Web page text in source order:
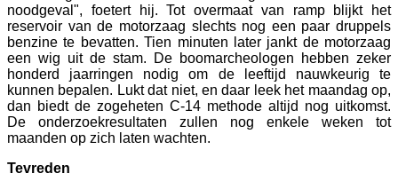
noodgeval", foetert hij. Tot overmaat van ramp blijkt het
reservoir van de motorzaag slechts nog een paar druppels
benzine te bevatten. Tien minuten later jankt de motorzaag
een wig uit de stam. De boomarcheologen hebben zeker
honderd jaarringen nodig om de leeftijd nauwkeurig te
kunnen bepalen. Lukt dat niet, en daar leek het maandag op,
dan biedt de zogeheten C-14 methode altijd nog uitkomst.
De onderzoekresultaten zullen nog enkele weken tot
maanden op zich laten wachten.
Tevreden